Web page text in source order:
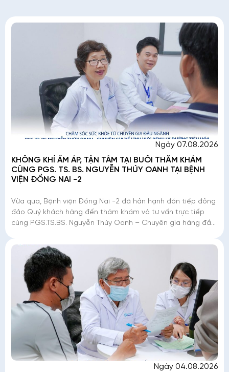
Ngày 07.08.2026
KHÔNG KHÍ ẤM ÁP, TẬN TÂM TẠI BUỔI THĂM KHÁM
CÙNG PGS. TS. BS. NGUYỄN THÚY OANH TẠI BỆNH
VIỆN ĐỒNG NAI -2
Vừa qua, Bệnh viện Đồng Nai -2 đã hân hạnh đón tiếp đông
đảo Quý khách hàng đến thăm khám và tư vấn trực tiếp
cùng PGS.TS.BS. Nguyễn Thúy Oanh – Chuyên gia hàng đầu
Ngày 04.08.2026